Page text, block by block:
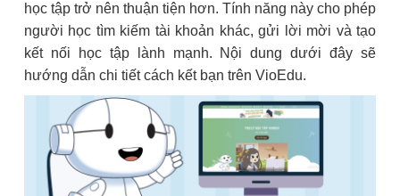
học tập trở nên thuận tiện hơn. Tính năng này cho phép
người học tìm kiếm tài khoản khác, gửi lời mời và tạo
kết nối học tập lành mạnh. Nội dung dưới đây sẽ
hướng dẫn chi tiết cách kết bạn trên VioEdu.